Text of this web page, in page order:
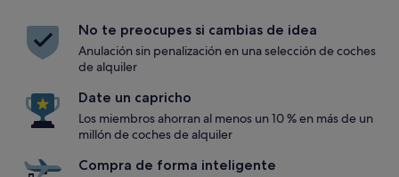
No te preocupes si cambias de idea
Anulación sin penalización en una selección de coches
de alquiler
Date un capricho
Los miembros ahorran al menos un 10 % en más de un
millón de coches de alquiler
Compra de forma inteligente